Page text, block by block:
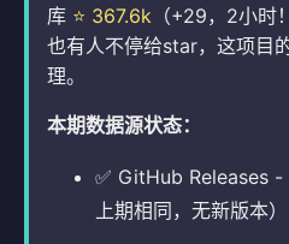
库 ⭐ 367.6k （+29，2小时
也有人不停给star，这项目
理。
本期数据源状态：
✅ GitHub Releases
上期相同，无新版本）